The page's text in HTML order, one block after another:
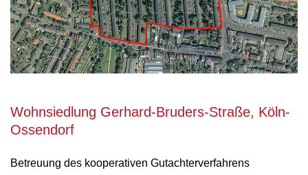
Wohnsiedlung Gerhard-Bruders-Straße, Köln-
Ossendorf
Betreuung des kooperativen Gutachterverfahrens